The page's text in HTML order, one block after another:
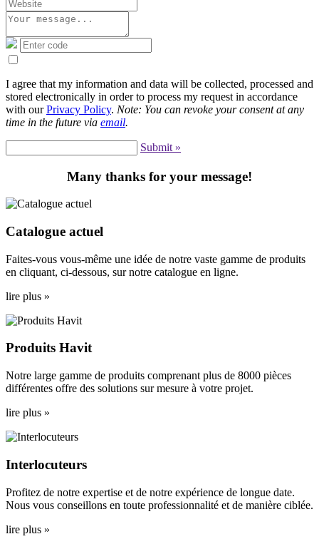
I agree that my information and data will be collected, processed and
stored electronically in order to process my request in accordance
with ourPrivacy Policy. Note: You can revoke your consent at any
time in the future via email.
Submit »
Many thanks for your message!
Catalogue actuel
Faites-vous vous-même une idée de notre vaste gamme de produits
en cliquant, ci-dessous, sur notre catalogue en ligne.
lire plus »
Produits Havit
Notre large gamme de produits comprenant plus de 8000 pièces
différentes offre des solutions sur mesure à votre projet.
lire plus »
Interlocuteurs
Profitez de notre expertise et de notre expérience de longue date.
Nous vous conseillons en toute professionnalité et de manière ciblée.
lire plus »